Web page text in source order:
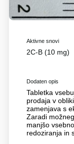
Aktivne snovi
2C-B (10 mg)
Dodaten opis
Tabletka
prodaja v
zamenjava s
Zaradi
manjšo
redoziranja in